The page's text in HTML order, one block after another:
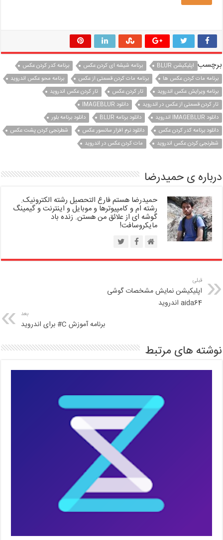
برچسب اپلیکیشن BLUR برنامه شیشه ای کردن عکس
برنامه کدر کردن عکس
برنامه مات کردن عکس ها
برنامه مات کردن قسمتی از عکس
برنامه محو عکس اندروید
برنامه ویرایش عکس اندروید
تار کردن عکس
تار کردن عکس اندروید
تار کردن قسمتی از عکس در اندروید
دانلود IMAGEBLUR
دانلود IMAGEBLUR اندروید
دانلود برنامه BLUR
دانلود برنامه بلور
دانلود برنامه کدر کردن عکس
دانلود نرم افزار سانسور عکس
شطرنجی کردن پشت عکس
شطرنجی کردن عکس اندروید
مات کردن عکس در اندروید
درباره ی حمیدرضا
حمیدرضا هستم فارغ التحصیل رشته الکترونیک.
رشته ام و کامپیوترها و موبایل و اینترنت و گیمینگ
گوشه ای از علائق من هستن. زنده باد
مایکروسافت!
قبلی
اپلیکیشن نمایش مشخصات گوشی
aida64 اندروید
بعد
برنامه آموزش C# برای اندروید
نوشته های مرتبط